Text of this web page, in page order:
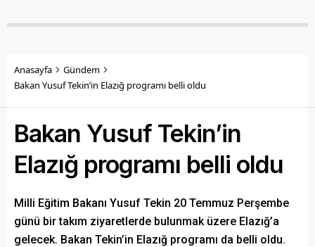
Anasayfa
Gündem
Bakan Yusuf Tekin’in Elazığ programı belli oldu
Bakan Yusuf Tekin’in
Elazığ programı belli oldu
Milli Eğitim Bakanı Yusuf Tekin 20 Temmuz Perşembe
günü bir takım ziyaretlerde bulunmak üzere Elazığ’a
gelecek. Bakan Tekin’in Elazığ programı da belli oldu.